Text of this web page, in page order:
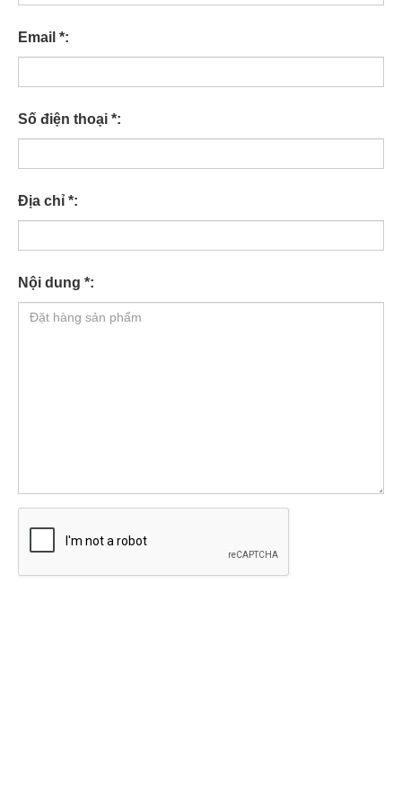
Email *:
Số điện thoại *:
Địa chỉ *:
Nội dung *: